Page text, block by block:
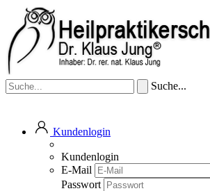
Suche...
Kundenlogin
Kundenlogin
E-Mail
Passwort